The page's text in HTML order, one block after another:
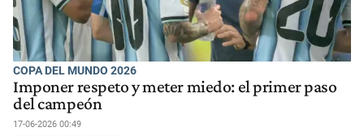
COPA DEL MUNDO 2026
Imponer respeto y meter miedo: el primer paso
del campeón
17-06-2026 00:49